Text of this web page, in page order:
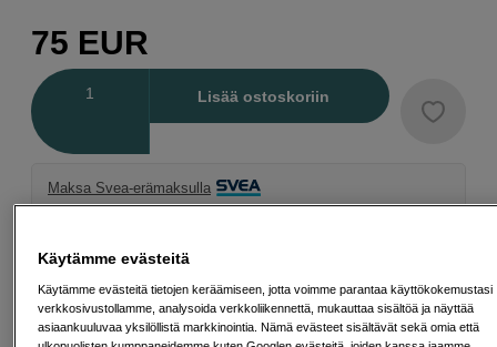
75 EUR
Lisää ostoskoriin
Maksa Svea-erämaksulla
Avausmaksu 5 EUR, laskutusmaksu 0 EUR/kk lisäksi
Lainaaminen maksaa! Jos et pysty maksamaan velkaa ajoissa, saatat
saada maksuhäiriömerkinnän. Se voi vaikeuttaa asunnon vuokraamista,
liittymien tekemistä ja uusien lainojen saamista. Apua saat kuntasi talous- ja
velkaneuvonnasta. Yhteystiedot löydät sivulta kkv.fi (avautuu uuteen
Käytämme evästeitä
Käytämme evästeitä tietojen keräämiseen, jotta voimme parantaa käyttökokemustasi
verkkosivustollamme, analysoida verkkoliikennettä, mukauttaa sisältöä ja näyttää
asiaankuuluvaa yksilöllistä markkinointia. Nämä evästeet sisältävät sekä omia että